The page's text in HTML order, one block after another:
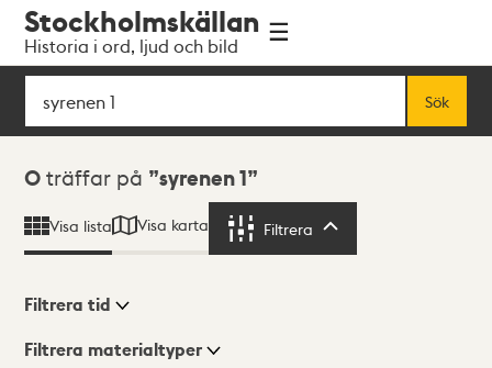
navigationen
huvudinnehållet
Stockholmskällan
Historia i ord, ljud och bild
Sök
Sök
Sökresultat
0 träffar på syrenen 1
Visa lista Visa karta Filtrera
Visningsläge
Filtrera tid
Filtrera materialtyper